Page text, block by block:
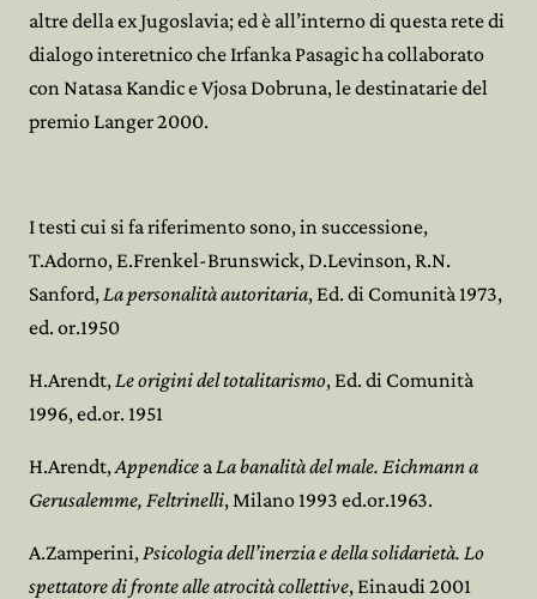
altre della ex Jugoslavia; ed è all’interno di questa rete di
dialogo interetnico che Irfanka Pasagic ha collaborato
con Natasa Kandic e Vjosa Dobruna, le destinatarie del
premio Langer 2000.
I testi cui si fa riferimento sono, in successione,
T.Adorno, E.Frenkel-Brunswick, D.Levinson, R.N.
Sanford,La personalità autoritaria, Ed. di Comunità 1973,
ed. or.1950
H.Arendt,Le origini del totalitarismo, Ed. di Comunità
1996, ed.or. 1951
H.Arendt,Appendice aLa banalità del male. Eichmann a
Gerusalemme, Feltrinelli, Milano 1993 ed.or.1963.
A.Zamperini,Psicologia dell’inerzia e della solidarietà. Lo
spettatore di fronte alle atrocità collettive, Einaudi 2001